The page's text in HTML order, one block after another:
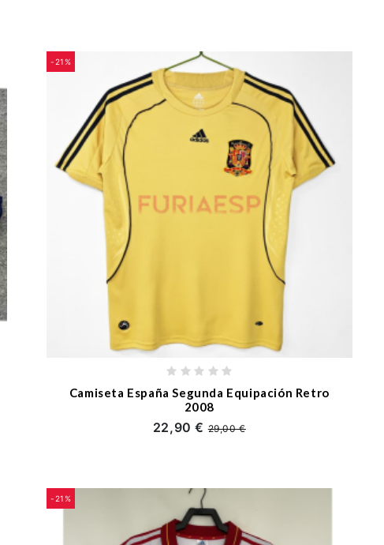
-21%
Camiseta España Segunda Equipación Retro
2008
22,90 €29,00 €
-21%